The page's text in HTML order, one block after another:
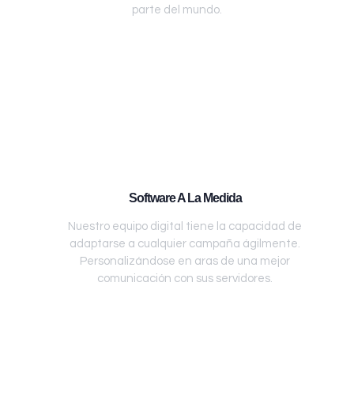
parte del mundo.
Software A La Medida
Nuestro equipo digital tiene la capacidad de
adaptarse a cualquier campaña ágilmente.
Personalizándose en aras de una mejor
comunicación con sus servidores.